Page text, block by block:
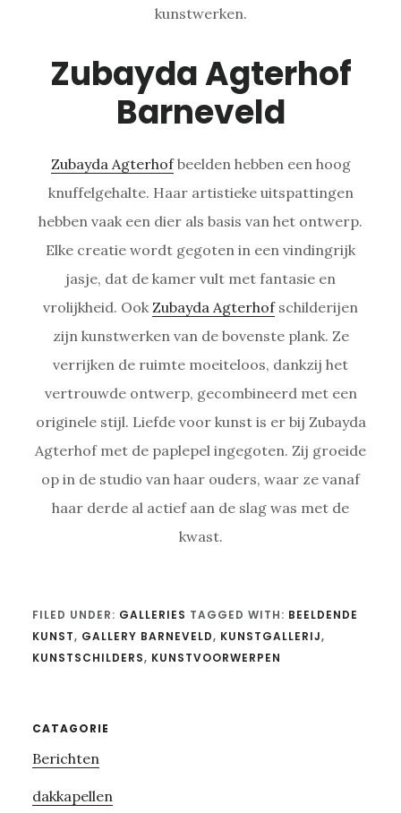
kunstwerken.
Zubayda Agterhof
Barneveld
Zubayda Agterhofbeelden hebben een hoog
knuffelgehalte. Haar artistieke uitspattingen
hebben vaak een dier als basis van het ontwerp.
Elke creatie wordt gegoten in een vindingrijk
jasje, dat de kamer vult met fantasie en
vrolijkheid. Ook Zubayda Agterhofschilderijen
zijn kunstwerken van de bovenste plank. Ze
verrijken de ruimte moeiteloos, dankzij het
vertrouwde ontwerp, gecombineerd met een
originele stijl. Liefde voor kunst is er bij Zubayda
Agterhof met de paplepel ingegoten. Zij groeide
op in de studio van haar ouders, waar ze vanaf
haar derde al actief aan de slag was met de
kwast.
FILED UNDER: GALLERIES TAGGED WITH: BEELDENDE
KUNST, GALLERY BARNEVELD, KUNSTGALLERIJ,
KUNSTSCHILDERS, KUNSTVOORWERPEN
Primary
Sidebar
CATAGORIE
Berichten
dakkapellen